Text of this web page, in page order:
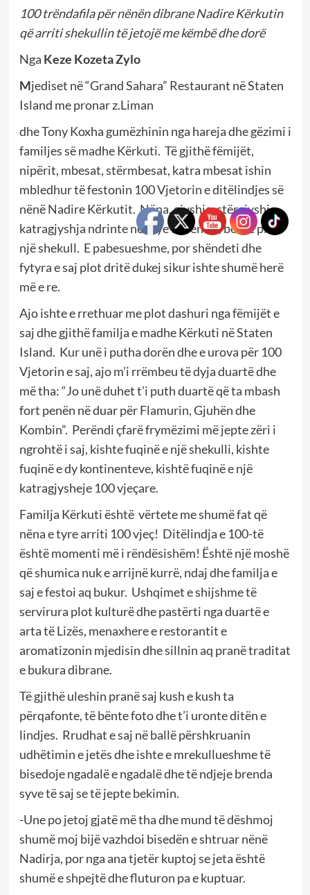
100 trëndafila për nënën dibrane Nadire Kërkutin
që arriti shekullin të jetojë me këmbë dhe dorë
Nga Keze Kozeta Zylo
Mjediset në “Grand Sahara” Restaurant në Staten
Island me pronar z.Liman
dhe Tony Koxha gumëzhinin nga hareja dhe gëzimi i
familjes së madhe Kërkuti. Të gjithë fëmijët,
nipërit, mbesat, stërmbesat, katra mbesat ishin
mbledhur të festonin 100 Vjetorin e ditëlindjes së
nënë Nadire Kërkutit. Nëna, gjyshja, stërgjyshja,
katragjyshja ndrinte në krye të vendit, bënte plot
një shekull. E pabesueshme, por shëndeti dhe
fytyra e saj plot dritë dukej sikur ishte shumë herë
më e re.
Ajo ishte e rrethuar me plot dashuri nga fëmijët e
saj dhe gjithë familja e madhe Kërkuti në Staten
Island. Kur unë i putha dorën dhe e urova për 100
Vjetorin e saj, ajo m’i rrëmbeu të dyja duartë dhe
më tha: “Jo unë duhet t’i puth duartë që ta mbash
fort penën në duar për Flamurin, Gjuhën dhe
Kombin”. Perëndi çfarë frymëzimi më jepte zëri i
ngrohtë i saj, kishte fuqinë e një shekulli, kishte
fuqinë e dy kontinenteve, kishtë fuqinë e një
katragjysheje 100 vjeçare.
Familja Kërkuti është vërtete me shumë fat që
nëna e tyre arriti 100 vjeç! Ditëlindja e 100-të
është momenti më i rëndësishëm! Është një moshë
që shumica nuk e arrijnë kurrë, ndaj dhe familja e
saj e festoi aq bukur. Ushqimet e shijshme të
servirura plot kulturë dhe pastërti nga duartë e
arta të Lizës, menaxhere e restorantit e
aromatizonin mjedisin dhe sillnin aq pranë traditat
e bukura dibrane.
Të gjithë uleshin pranë saj kush e kush ta
përqafonte, të bënte foto dhe t’i uronte ditën e
lindjes. Rrudhat e saj në ballë përshkruanin
udhëtimin e jetës dhe ishte e mrekullueshme të
bisedoje ngadalë e ngadalë dhe të ndjeje brenda
syve të saj se të jepte bekimin.
-Une po jetoj gjatë më tha dhe mund të dëshmoj
shumë moj bijë vazhdoi bisedën e shtruar nënë
Nadirja, por nga ana tjetër kuptoj se jeta është
shumë e shpejtë dhe fluturon pa e kuptuar.